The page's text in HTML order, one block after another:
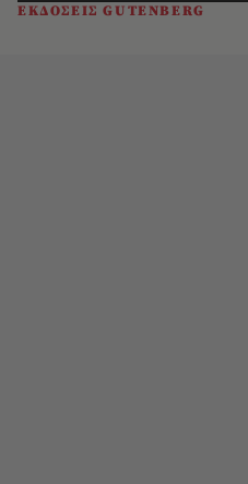
ΕΚΔΟΣΕΙΣ GUTENBERG